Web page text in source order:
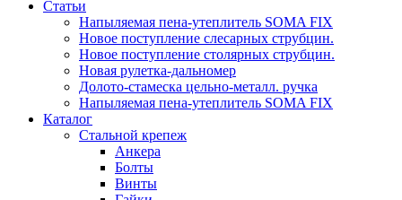
Статьи
Напыляемая пена-утеплитель SOMA FIX
Новое поступление слесарных струбцин.
Новое поступление столярных струбцин.
Новая рулетка-дальномер
Долото-стамеска цельно-металл. ручка
Напыляемая пена-утеплитель SOMA FIX
Каталог
Стальной крепеж
Анкера
Болты
Винты